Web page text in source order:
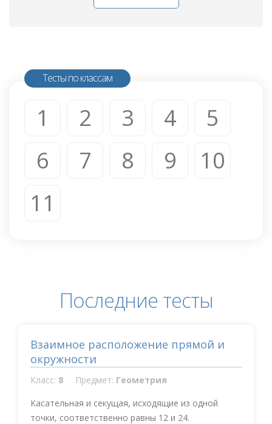
Тесты по классам
1 2 3 4
5
6
7 8 9
10
11
Последние тесты
Взаимное расположение прямой и
окружности
Класс: 8 Предмет: Геометрия
Касательная и секущая, исходящие из одной
точки, соответственно равны 12 и 24.